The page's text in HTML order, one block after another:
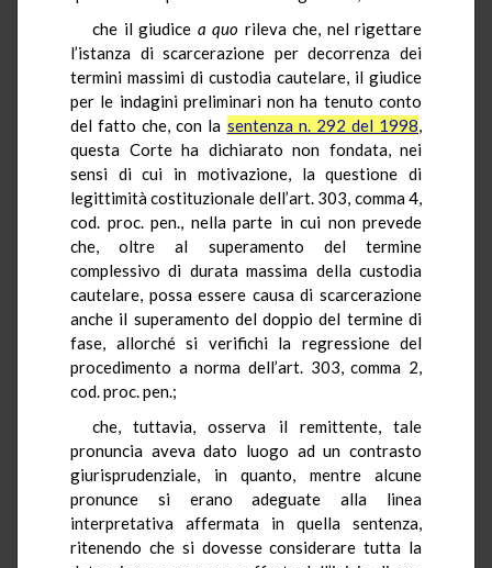
che il giudice a quo rileva che, nel rigettare
l’istanza di scarcerazione per decorrenza dei
termini massimi di custodia cautelare, il giudice
per le indagini preliminari non ha tenuto conto
del fatto che, con la sentenza n. 292 del 1998,
questa Corte ha dichiarato non fondata, nei
sensi di cui in motivazione, la questione di
legittimità costituzionale dell’art. 303, comma 4,
cod. proc. pen., nella parte in cui non prevede
che, oltre al superamento del termine
complessivo di durata massima della custodia
cautelare, possa essere causa di scarcerazione
anche il superamento del doppio del termine di
fase, allorché si verifichi la regressione del
procedimento a norma dell’art. 303, comma 2,
cod. proc. pen.;
che, tuttavia, osserva il remittente, tale
pronuncia aveva dato luogo ad un contrasto
giurisprudenziale, in quanto, mentre alcune
pronunce si erano adeguate alla linea
interpretativa affermata in quella sentenza,
ritenendo che si dovesse considerare tutta la